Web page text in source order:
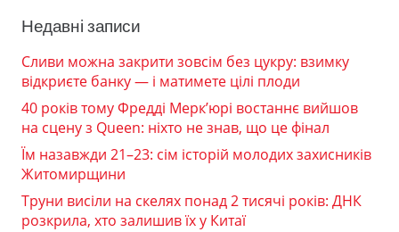
Недавні записи
Сливи можна закрити зовсім без цукру: взимку
відкриєте банку — і матимете цілі плоди
40 років тому Фредді Мерк’юрі востаннє вийшов
на сцену з Queen: ніхто не знав, що це фінал
Їм назавжди 21–23: сім історій молодих захисників
Житомирщини
Труни висіли на скелях понад 2 тисячі років: ДНК
розкрила, хто залишив їх у Китаї